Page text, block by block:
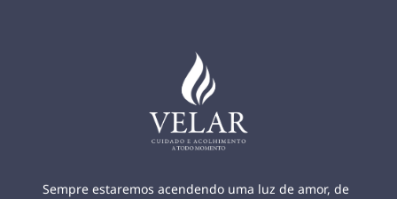
Sempre estaremos acendendo uma luz de amor, de